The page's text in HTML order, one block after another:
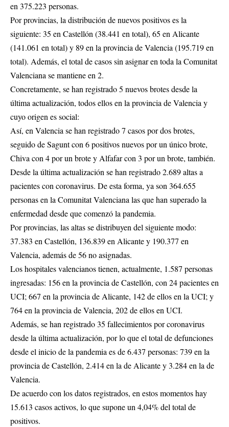
en 375.223 personas.
Por provincias, la distribución de nuevos positivos es la
siguiente: 35 en Castellón (38.441 en total), 65 en Alicante
(141.061 en total) y 89 en la provincia de Valencia (195.719 en
total). Además, el total de casos sin asignar en toda la Comunitat
Valenciana se mantiene en 2.
Concretamente, se han registrado 5 nuevos brotes desde la
última actualización, todos ellos en la provincia de Valencia y
cuyo origen es social:
Así, en Valencia se han registrado 7 casos por dos brotes,
seguido de Sagunt con 6 positivos nuevos por un único brote,
Chiva con 4 por un brote y Alfafar con 3 por un brote, también.
Desde la última actualización se han registrado 2.689 altas a
pacientes con coronavirus. De esta forma, ya son 364.655
personas en la Comunitat Valenciana las que han superado la
enfermedad desde que comenzó la pandemia.
Por provincias, las altas se distribuyen del siguiente modo:
37.383 en Castellón, 136.839 en Alicante y 190.377 en
Valencia, además de 56 no asignadas.
Los hospitales valencianos tienen, actualmente, 1.587 personas
ingresadas: 156 en la provincia de Castellón, con 24 pacientes en
UCI; 667 en la provincia de Alicante, 142 de ellos en la UCI; y
764 en la provincia de Valencia, 202 de ellos en UCI.
Además, se han registrado 35 fallecimientos por coronavirus
desde la última actualización, por lo que el total de defunciones
desde el inicio de la pandemia es de 6.437 personas: 739 en la
provincia de Castellón, 2.414 en la de Alicante y 3.284 en la de
Valencia.
De acuerdo con los datos registrados, en estos momentos hay
15.613 casos activos, lo que supone un 4,04% del total de
positivos.